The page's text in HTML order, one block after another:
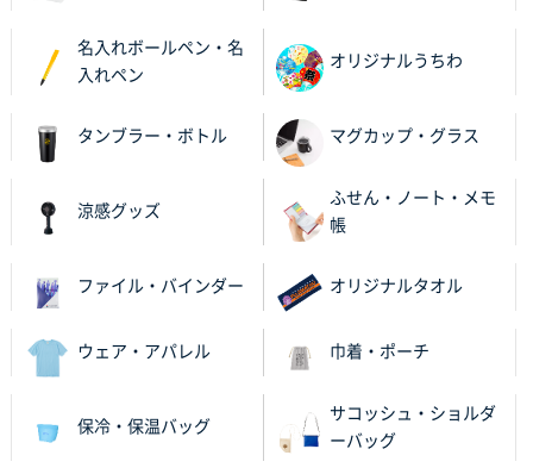
uni ジェットストリーム 05
2025年11月21日 16:39
何度か注文していて、満足していたから
神奈川県のお客様
2025年11月18日 13:29
のし文言が変更できたのと価格。
千葉県M社様
ワンポイント箔押し紙袋 Sサイズ(A5対応)
2025年11月06日 14:57
営業ご担当者さまより、ご丁寧なサポートをいただ
進められました。
名入れボールペン・名
入れペン
オリジナルうちわ
タンブラー・ボトル マグカップ・グラス
涼感グッズ
ふせん・ノート・メモ
帳
ファイル・バインダー オリジナルタオル
ウェア・アパレル 巾着・ポーチ
保冷・保温バッグ
サコッシュ・ショルダ
ーバッグ